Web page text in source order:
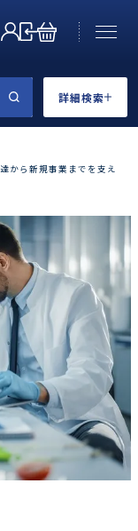
詳細検索
から新規事業までを支え